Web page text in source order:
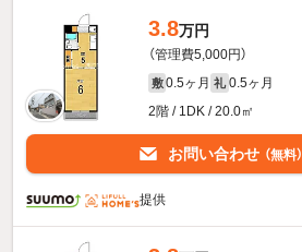
3.8万円
（管理費5,000円）
敷 0.5ヶ月 礼 0.5ヶ月
2階 / 1DK / 20.0㎡
お問い合わせ （無料）
提供